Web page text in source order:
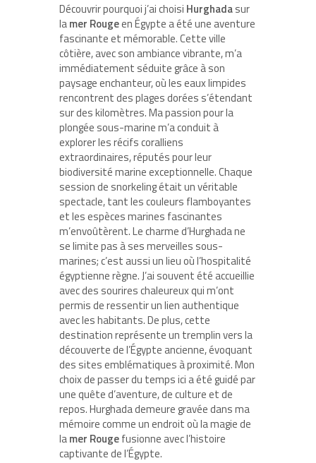
Découvrir pourquoi j’ai choisi Hurghadasur
lamer Rougeen Égypte a été une aventure
fascinante et mémorable. Cette ville
côtière, avec son ambiance vibrante, m’a
immédiatement séduite grâce à son
paysage enchanteur, où les eaux limpides
rencontrent des plages dorées s’étendant
sur des kilomètres. Ma passion pour la
plongée sous-marine m’a conduit à
explorer les récifs coralliens
extraordinaires, réputés pour leur
biodiversité marine exceptionnelle. Chaque
session de snorkeling était un véritable
spectacle, tant les couleurs flamboyantes
et les espèces marines fascinantes
m’envoûtèrent. Le charme d’Hurghada ne
se limite pas à ses merveilles sous-
marines; c’est aussi un lieu où l’hospitalité
égyptienne règne. J’ai souvent été accueillie
avec des sourires chaleureux qui m’ont
permis de ressentir un lien authentique
avec les habitants. De plus, cette
destination représente un tremplin vers la
découverte de l’Égypte ancienne, évoquant
des sites emblématiques à proximité. Mon
choix de passer du temps ici a été guidé par
une quête d’aventure, de culture et de
repos. Hurghada demeure gravée dans ma
mémoire comme un endroit où la magie de
lamer Rougefusionne avec l’histoire
captivante de l’Égypte.